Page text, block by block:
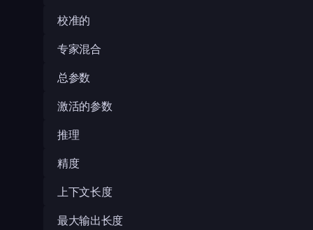
校准的
专家混合
总参数
激活的参数
推理
精度
上下文长度
最大输出长度